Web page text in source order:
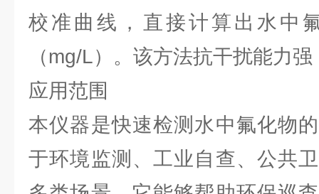
校准曲线，直接计算出水中
（mg/L）。该方法抗干扰能力
应用范围
本仪器是快速检测水中氟化物
于环境监测、工业自查、公共